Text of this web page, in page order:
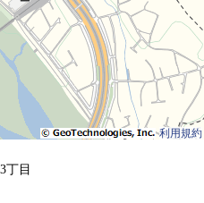
的━━━━━・・・
利用規約
丁目